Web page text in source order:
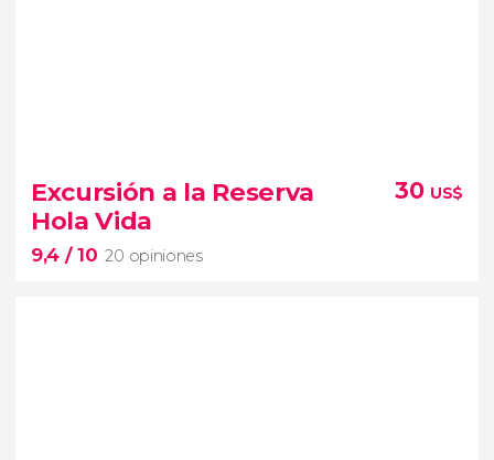
14 opiniones
tour de Quito al completo
primera ciudad del país Patrimonio de la Humanidad
Excursión a la Reserva
Hola Vida
9,4 / 10 20 opiniones
30 US$